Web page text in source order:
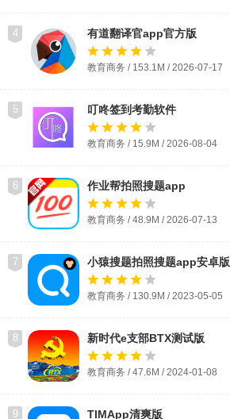
4 有道翻译官app官方版
教育商务 / 153.1M / 2026-07-17
5 叮咚签到考勤软件
教育商务 / 15.9M / 2026-08-04
6 作业帮拍照搜题app
教育商务 / 48.9M / 2026-07-13
7 小猿搜题拍照搜题app安卓版
教育商务 / 130.9M / 2023-05-05
8 新时代e支部BTX测试版
教育商务 / 47.6M / 2024-01-08
9 TIMApp清爽版